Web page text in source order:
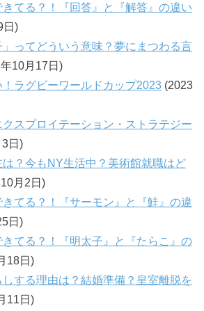
てる？！『回答』と『解答』の違い
日)
」ってどういう意味？夢にまつわる言
10月17日)
ラグビーワールドカップ2023 (2023
スプロイテーション・ストラテジー
日)
？今もNY生活中？美術館就職はど
月2日)
てる？！『サーモン』と『鮭』の違
日)
てる？！『明太子』と『たらこ』の
18日)
する理由は？結婚準備？皇室離脱を
11日)